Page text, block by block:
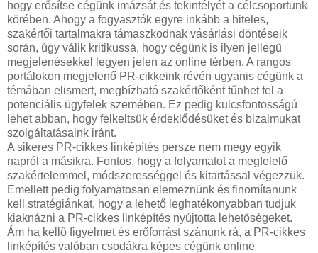
hogy erősítse cégünk imázsát és tekintélyét a célcsoportunk
körében. Ahogy a fogyasztók egyre inkább a hiteles,
szakértői tartalmakra támaszkodnak vásárlási döntéseik
során, úgy válik kritikussá, hogy cégünk is ilyen jellegű
megjelenésekkel legyen jelen az online térben. A rangos
portálokon megjelenő PR-cikkeink révén ugyanis cégünk a
témában elismert, megbízható szakértőként tűnhet fel a
potenciális ügyfelek szemében. Ez pedig kulcsfontosságú
lehet abban, hogy felkeltsük érdeklődésüket és bizalmukat
szolgáltatásaink iránt.
A sikeres PR-cikkes linképítés persze nem megy egyik
napról a másikra. Fontos, hogy a folyamatot a megfelelő
szakértelemmel, módszerességgel és kitartással végezzük.
Emellett pedig folyamatosan elemeznünk és finomítanunk
kell stratégiánkat, hogy a lehető leghatékonyabban tudjuk
kiaknázni a PR-cikkes linképítés nyújtotta lehetőségeket.
Ám ha kellő figyelmet és erőforrást szánunk rá, a PR-cikkes
linképítés valóban csodákra képes cégünk online